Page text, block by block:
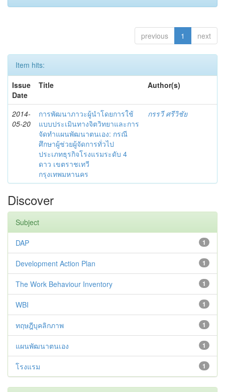
previous 1 next
Item hits:
Issue
Date
Title Author(s)
2014-
05-20
การพัฒนาภาวะผู้นำโดยการใช้
แบบประเมินทางจิตวิทยาและการ
จัดทำแผนพัฒนาตนเอง: กรณี
ศึกษาผู้ช่วยผู้จัดการทั่วไป
ประเภทธุรกิจโรงแรมระดับ 4
ดาว เขตราชเทวี
กรุงเทพมหานคร
กรรวี ศรีวิชัย
Discover
Subject
1
DAP
1
Development Action Plan
1
The Work Behaviour Inventory
1
WBI
1
ทฤษฎีบุคลิกภาพ
1
แผนพัฒนาตนเอง
1
โรงแรม